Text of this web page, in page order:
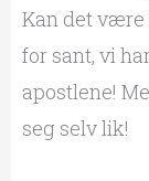
Kan det
for sant, vi
apostlene!
seg selv lik!